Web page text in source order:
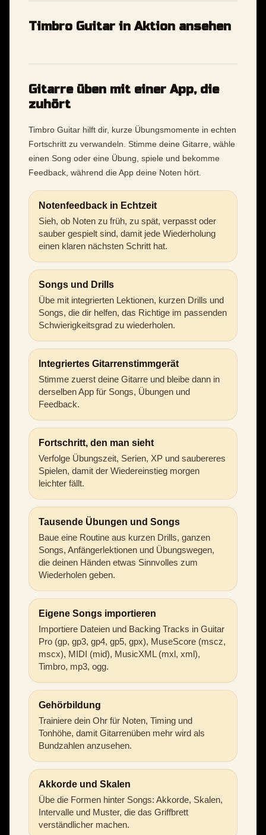
Timbro Guitar in Aktion ansehen
Gitarre üben mit einer App, die
zuhört
Timbro Guitar hilft dir, kurze Übungsmomente in echten
Fortschritt zu verwandeln. Stimme deine Gitarre, wähle
einen Song oder eine Übung, spiele und bekomme
Feedback, während die App deine Noten hört.
Notenfeedback in Echtzeit
Sieh, ob Noten zu früh, zu spät, verpasst oder
sauber gespielt sind, damit jede Wiederholung
einen klaren nächsten Schritt hat.
Songs und Drills
Übe mit integrierten Lektionen, kurzen Drills und
Songs, die dir helfen, das Richtige im passenden
Schwierigkeitsgrad zu wiederholen.
Integriertes Gitarrenstimmgerät
Stimme zuerst deine Gitarre und bleibe dann in
derselben App für Songs, Übungen und
Feedback.
Fortschritt, den man sieht
Verfolge Übungszeit, Serien, XP und saubereres
Spielen, damit der Wiedereinstieg morgen
leichter fällt.
Tausende Übungen und Songs
Baue eine Routine aus kurzen Drills, ganzen
Songs, Anfängerlektionen und Übungswegen,
die deinen Händen etwas Sinnvolles zum
Wiederholen geben.
Eigene Songs importieren
Importiere Dateien und Backing Tracks in Guitar
Pro (gp, gp3, gp4, gp5, gpx), MuseScore (mscz,
mscx), MIDI (mid), MusicXML (mxl, xml),
Timbro, mp3, ogg.
Gehörbildung
Trainiere dein Ohr für Noten, Timing und
Tonhöhe, damit Gitarrenüben mehr wird als
Bundzahlen anzusehen.
Akkorde und Skalen
Übe die Formen hinter Songs: Akkorde, Skalen,
Intervalle und Muster, die das Griffbrett
verständlicher machen.